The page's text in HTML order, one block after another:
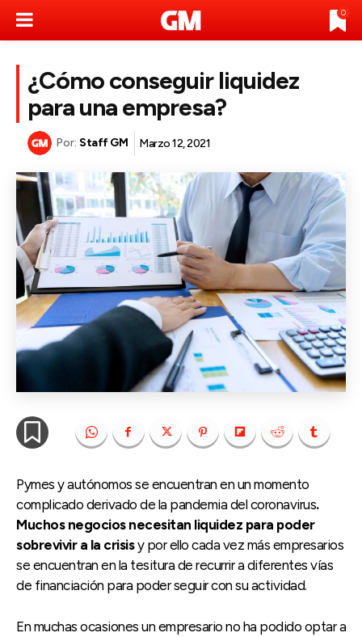
0
¿Cómo conseguir liquidez
para una empresa?
Por: Staff GM Marzo 12, 2021
Pymes y autónomos se encuentran en un momento
complicado derivado de la pandemia del coronavirus.
Muchos negocios necesitan liquidez para poder
sobrevivir a la crisisy por ello cada vez más empresarios
se encuentran en la tesitura de recurrir a diferentes vías
de financiación para poder seguir con su actividad.
En muchas ocasiones un empresario no ha podido optar a